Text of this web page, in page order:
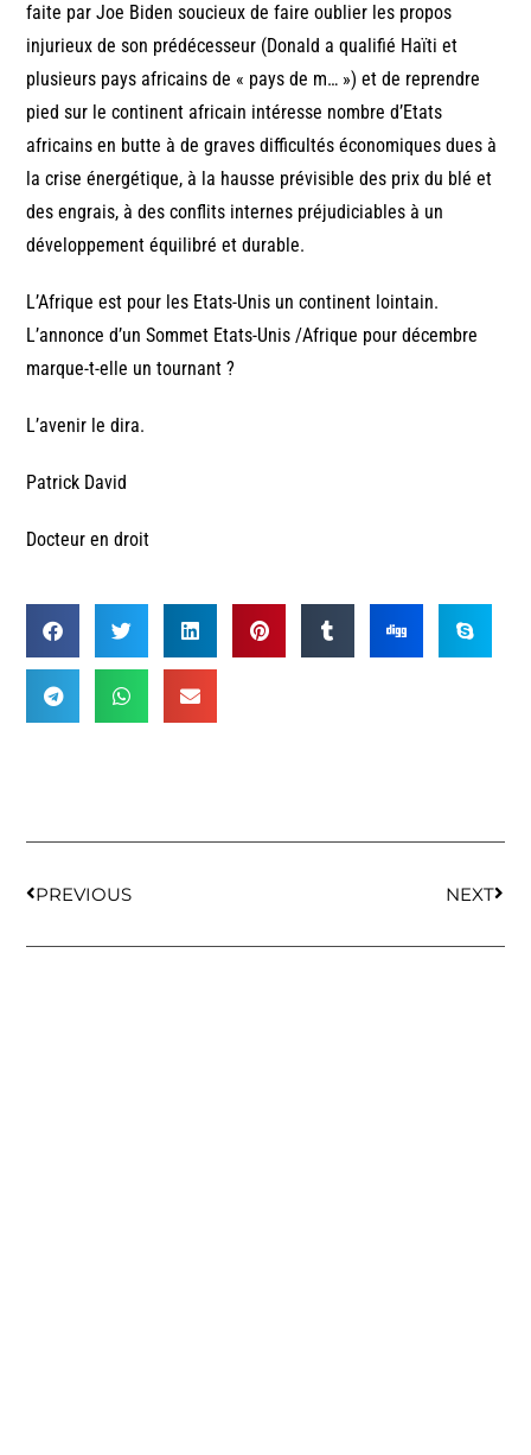
faite par Joe Biden soucieux de faire oublier les propos
injurieux de son prédécesseur (Donald a qualifié Haïti et
plusieurs pays africains de « pays de m… ») et de reprendre
pied sur le continent africain intéresse nombre d’Etats
africains en butte à de graves difficultés économiques dues à
la crise énergétique, à la hausse prévisible des prix du blé et
des engrais, à des conflits internes préjudiciables à un
développement équilibré et durable.
L’Afrique est pour les Etats-Unis un continent lointain.
L’annonce d’un Sommet Etats-Unis /Afrique pour décembre
marque-t-elle un tournant ?
L’avenir le dira.
Patrick David
Docteur en droit
PREVIOUS NEXT